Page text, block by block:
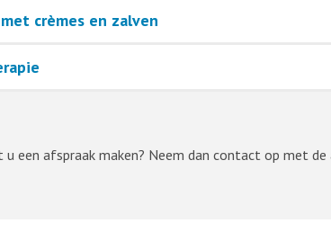
crèmes en zalven
een afspraak maken? Neem dan contact op met de